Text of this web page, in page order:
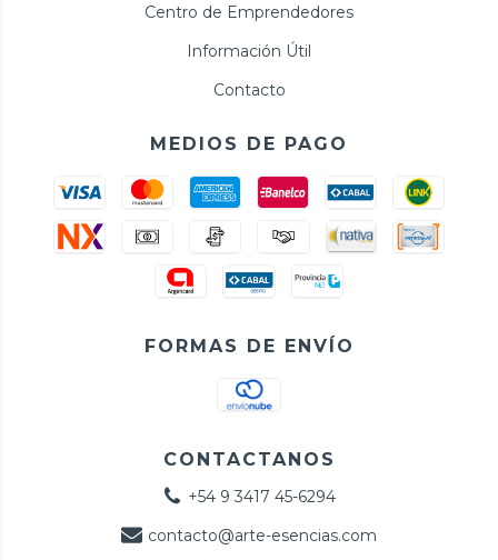
Centro de Emprendedores
Información Útil
Contacto
MEDIOS DE PAGO
FORMAS DE ENVÍO
CONTACTANOS
+54 9 3417 45-6294
contacto@arte-esencias.com